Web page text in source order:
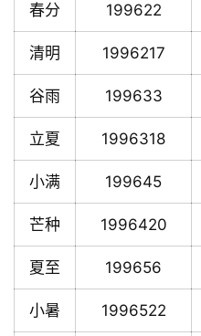
春分 199622
清明 1996217
谷雨 199633
立夏 1996318
小满 199645
芒种 1996420
夏至 199656
小暑 1996522